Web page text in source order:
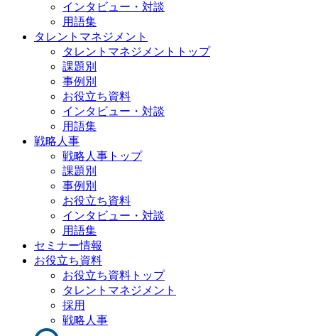
インタビュー・対談
用語集
タレントマネジメント
タレントマネジメントトップ
課題別
事例別
お役立ち資料
インタビュー・対談
用語集
戦略人事
戦略人事トップ
課題別
事例別
お役立ち資料
インタビュー・対談
用語集
セミナー情報
お役立ち資料
お役立ち資料トップ
タレントマネジメント
採用
戦略人事